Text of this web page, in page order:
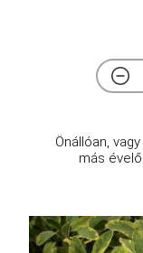
Önállóan,
más